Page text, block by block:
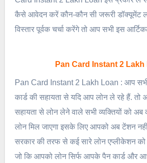
कैसे आवेदन करें कौन-कौन सी जरूरी डॉक्यूमेंट
विस्तार पूर्वक चर्चा करेंगे तो आप सभी इस
Pan Card Instant 2 Lakh
Pan Card Instant 2 Lakh Loan : आप
कार्ड की सहायता से यदि आप लोन ले रहे हैं. तो
सहायता से लोन लेने वाले सभी व्यक्तियों को अब
लोन मिल जाएगा इसके लिए आपको अब टेंशन
सरकार की तरफ से कई सारे लोन एप्लीकेशन को
जो कि आपको लोन सिर्फ आपके पैन कार्ड और